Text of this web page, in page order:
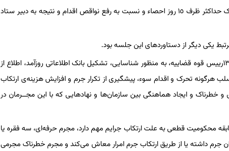
علاوه بر این مقرر شد که اطلاعات و مشکلات موجود در راه اندازی این بانک حداکثر ظرف ١٥ روز احصاء و نسبت به رفع نواقص اقدام و نتیجه به دبیر ستاد
یکی دیگر از دستاورد‌های این جلسه بود.
دستورالعمل اجرایی کنترل مجرمان حرفه‌ای و سابقه‌دارمصوب ۲۶ /۴/ ۱۳۹۷رییس قوه قضاییه، به منظور شناسایی، تشکیل بانک اطلاعاتی روزآمد، اطلاع از
هرگونه تحرک و اقدام سوء، پیشگیری از تکرار جرم و افزایش هزینه‌ی ارتکاب
خطرناک و ایجاد هماهنگی بین سازمان‌ها و نهاد‌هایی که با این مجــرمان در
محکومیت قطعی به علت ارتکاب جرایم مهم دارد، مجرم حرفه‌ای، سه فقره یا
داشته یا از طریق ارتکاب جرم امرار معاش می‌کند و مجرم خطرناک مجرمی